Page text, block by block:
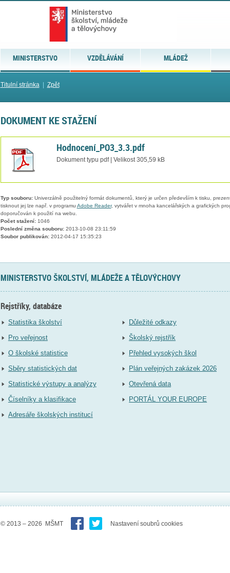
MINISTERSTVO VZDĚLÁVÁNÍ MLÁDEŽ
Titulní stránka| Zpět
DOKUMENT KE STAŽENÍ
Hodnocení_PO3_3.3.pdf
Dokument typu pdf | Velikost 305,59 kB
Typ souboru:Univerzálně použitelný formát dokumentů, který je určen především k tisku,
tisknout jej lze např. v programu Adobe Reader, vytvářet v mnoha kancelářských a grafických
doporučován k použití na webu.
Počet stažení:1046
Poslední změna souboru:2013-10-08 23:11:59
Soubor publikován:2012-04-17 15:35:23
MINISTERSTVO ŠKOLSTVÍ, MLÁDEŽE A TĚLOVÝCHOVY
Rejstříky, databáze
Statistika školství
Pro veřejnost
O školské statistice
Sběry statistických dat
Statistické výstupy a analýzy
Číselníky a klasifikace
Adresáře školských institucí
Důležité odkazy
Školský rejstřík
Přehled vysokých škol
Plán veřejných zakázek 2026
Otevřená data
PORTÁL YOUR EUROPE
© 2013 – 2026 MŠMT Nastavení soubrů cookies